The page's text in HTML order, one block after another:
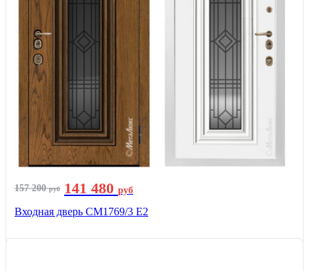
157 200руб 141 480 руб
Входная дверь СМ1769/3 Е2